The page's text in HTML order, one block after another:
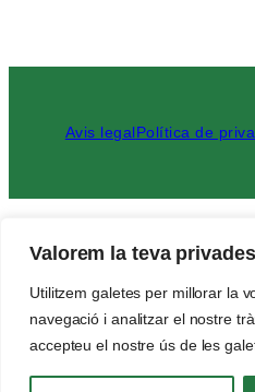
Valorem la teva
Utilitzem galetes per millorar la
navegació i analitzar el nostre
accepteu el nostre ús de les
Avis legalPolítica de
Cerca
© 1976-2025 Associació
DissenyWorondo Catalunya